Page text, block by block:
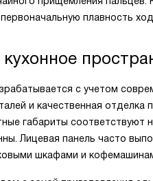
плавность
с учетом
и качественная
габариты
Лицевая панель часто
шкафами и